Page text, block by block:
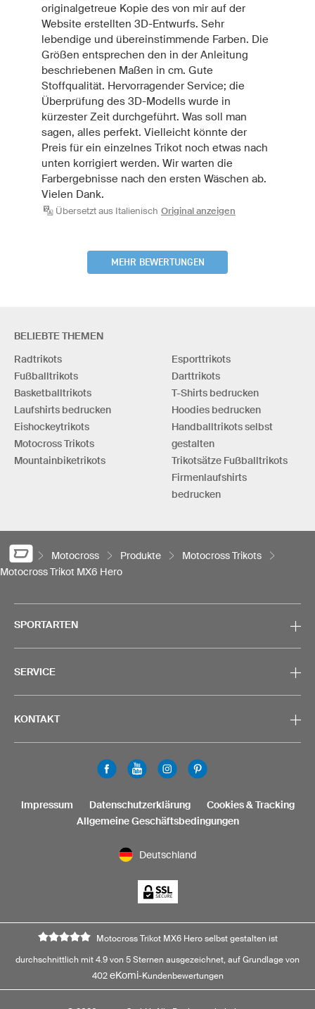
originalgetreue Kopie des von mir auf der
Website erstellten 3D-Entwurfs. Sehr
lebendige und übereinstimmende Farben. Die
Größen entsprechen den in der Anleitung
beschriebenen Maßen in cm. Gute
Stoffqualität. Hervorragender Service; die
Überprüfung des 3D-Modells wurde in
kürzester Zeit durchgeführt. Was soll man
sagen, alles perfekt. Vielleicht könnte der
Preis für ein einzelnes Trikot noch etwas nach
unten korrigiert werden. Wir warten die
Farbergebnisse nach den ersten Wäschen ab.
Vielen Dank.
Übersetzt aus Italienisch Original anzeigen
MEHR BEWERTUNGEN
BELIEBTE THEMEN
Radtrikots
Fußballtrikots
Basketballtrikots
Laufshirts bedrucken
Eishockeytrikots
Motocross Trikots
Mountainbiketrikots
Esporttrikots
Darttrikots
T-Shirts bedrucken
Hoodies bedrucken
Handballtrikots selbst
gestalten
Trikotsätze Fußballtrikots
Firmenlaufshirts
bedrucken
Motocross Produkte
Motocross Trikots
Motocross Trikot MX6 Hero
SPORTARTEN
SERVICE
KONTAKT
Deutschland
Impressum Datenschutzerklärung
Cookies & Tracking
Allgemeine Geschäftsbedingungen
Motocross Trikot MX6 Hero selbst gestalten ist
durchschnittlich mit 4.9 von 5 Sternen ausgezeichnet, auf Grundlage von
402 eKomi-Kundenbewertungen